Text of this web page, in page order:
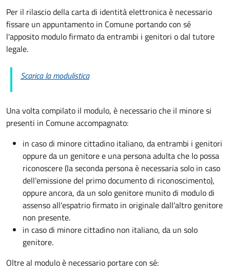
Per il rilascio della carta di identità elettronica è necessario
fissare un appuntamento in Comune portando con sé
l'apposito modulo firmato da entrambi i genitori o dal tutore
legale.
Scarica la modulistica
Una volta compilato il modulo, è necessario che il minore si
presenti in Comune accompagnato:
in caso di minore cittadino italiano, da entrambi i genitori
oppure da un genitore e una persona adulta che lo possa
riconoscere (la seconda persona è necessaria solo in caso
dell'emissione del primo documento di riconoscimento),
oppure ancora, da un solo genitore munito di modulo di
assenso all'espatrio firmato in originale dall'altro genitore
non presente.
in caso di minore cittadino non italiano, da un solo
genitore.
Oltre al modulo è necessario portare con sé: